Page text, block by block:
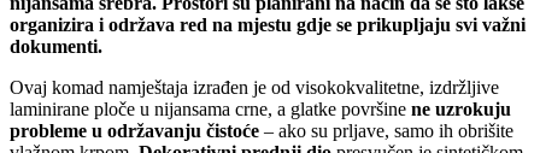
organizira i održava red na mjestu gdje se prikupljaju svi važni
dokumenti.
Ovaj komad namještaja izrađen je od visokokvalitetne, izdržljive
laminirane ploče u nijansama crne, a glatke površine ne uzrokuju
probleme u održavanju čistoće – ako su prljave, samo ih obrišite